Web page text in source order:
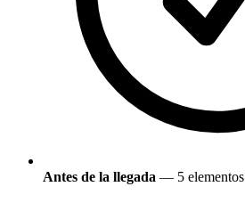
Antes de la llegada — 5 elementos